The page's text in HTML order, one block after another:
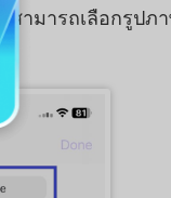
ามารถเลือกรูปภ